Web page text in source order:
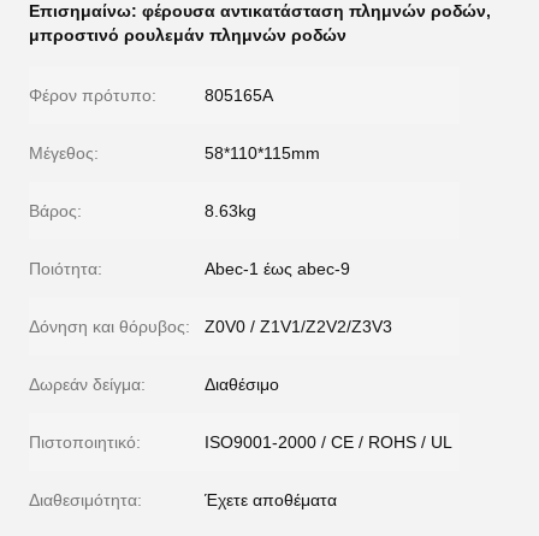
Επισημαίνω: φέρουσα αντικατάσταση πλημνών ροδών,
μπροστινό ρουλεμάν πλημνών ροδών
Φέρον πρότυπο: 805165Α
Μέγεθος: 58*110*115mm
Βάρος: 8.63kg
Ποιότητα: Abec-1 έως abec-9
Δόνηση και θόρυβος: Z0V0 / Z1V1/Z2V2/Z3V3
Δωρεάν δείγμα: Διαθέσιμο
Πιστοποιητικό: ISO9001-2000 / CE / ROHS / UL
Διαθεσιμότητα: Έχετε αποθέματα